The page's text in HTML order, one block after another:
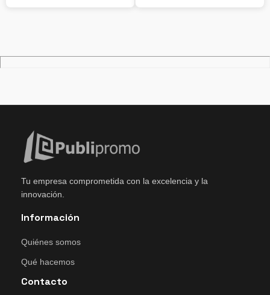
Tu empresa comprometida con la excelencia y la
innovación.
Información
Quiénes somos
Qué hacemos
Contacto